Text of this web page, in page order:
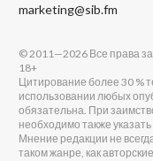
marketing@sib.fm
© 2011—2026 Все права
18+
Цитирование более 30 %
использовании любых
обязательна. При
необходимо также
Мнение редакции не
таком жанре, как